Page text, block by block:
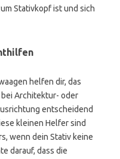
Stativkopf ist und sich
helfen dir, das
Architektur- oder
entscheidend
kleinen Helfer sind
wenn dein Stativ keine
darauf, dass die